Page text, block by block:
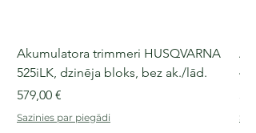
Akumulatora trimmeri HUSQVARNA
525iLK, dzinēja bloks, bez ak./lād.
Cena
579,00 €
Sazinies par piegādi